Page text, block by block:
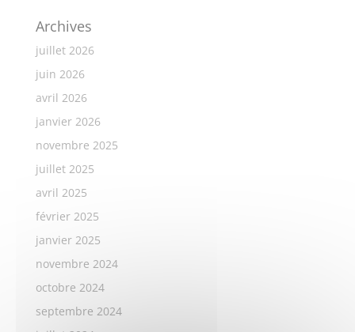
Archives
juillet 2026
juin 2026
avril 2026
janvier 2026
novembre 2025
juillet 2025
avril 2025
février 2025
janvier 2025
novembre 2024
octobre 2024
septembre 2024